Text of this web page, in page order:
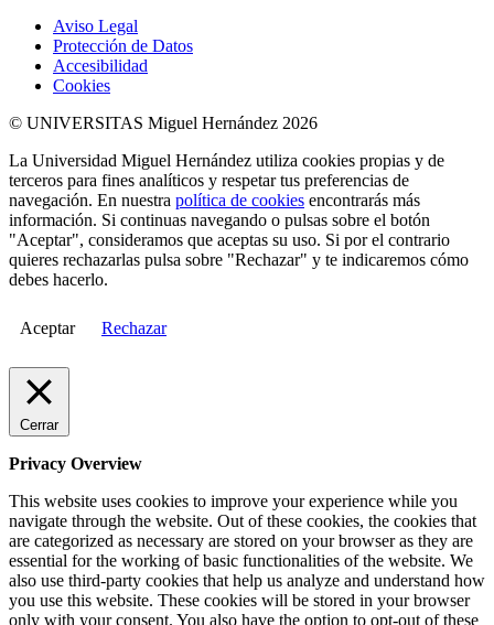
Aviso Legal
Protección de Datos
Accesibilidad
Cookies
© UNIVERSITAS Miguel Hernández 2026
La Universidad Miguel Hernández utiliza cookies propias y de
terceros para fines analíticos y respetar tus preferencias de
navegación. En nuestra política de cookies encontrarás más
información. Si continuas navegando o pulsas sobre el botón
"Aceptar", consideramos que aceptas su uso. Si por el contrario
quieres rechazarlas pulsa sobre "Rechazar" y te indicaremos cómo
debes hacerlo.
Aceptar Rechazar
Cerrar
Privacy Overview
This website uses cookies to improve your experience while you
navigate through the website. Out of these cookies, the cookies that
are categorized as necessary are stored on your browser as they are
essential for the working of basic functionalities of the website. We
also use third-party cookies that help us analyze and understand how
you use this website. These cookies will be stored in your browser
only with your consent. You also have the option to opt-out of these